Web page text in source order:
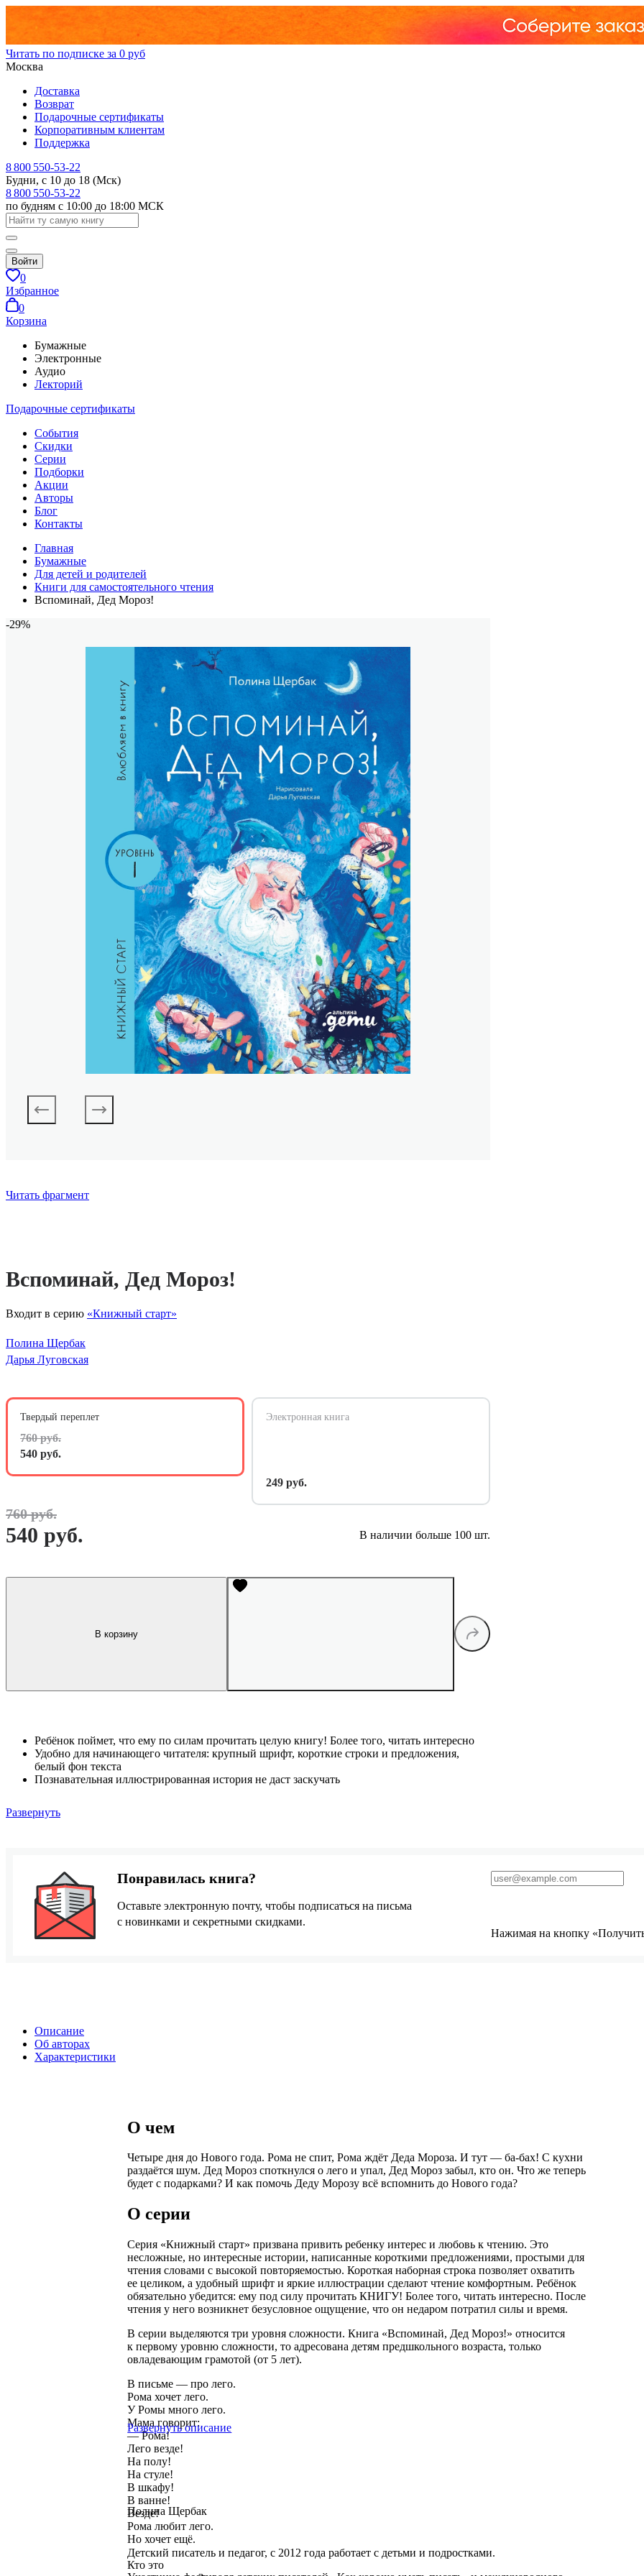
Читать по подписке за 0 руб
Москва
Доставка
Возврат
Подарочные сертификаты
Корпоративным клиентам
Поддержка
8 800 550-53-22
Будни, с 10 до 18 (Мск)
8 800 550-53-22
по будням с 10:00 до 18:00 МСК
Войти
0
Избранное
0
Корзина
Бумажные
Электронные
Аудио
Лекторий
Подарочные сертификаты
События
Скидки
Серии
Подборки
Акции
Авторы
Блог
Контакты
Главная
Бумажные
Для детей и родителей
Книги для самостоятельного чтения
Вспоминай, Дед Мороз!
-29%
Читать фрагмент
Вспоминай, Дед Мороз!
Входит в серию «Книжный старт»
Полина Щербак
Дарья Луговская
Твердый переплет
760 руб.
540 руб.
Электронная книга
249 руб.
760 руб.
540 руб. В наличии больше 100 шт.
В корзину
Ребёнок поймет, что ему по силам прочитать целую книгу! Более того, читать интересно
Удобно для начинающего читателя: крупный шрифт, короткие строки и предложения,
белый фон текста
Познавательная иллюстрированная история не даст заскучать
Развернуть
Описание
Об авторах
Характеристики
О чем
Четыре дня до Нового года. Рома не спит, Рома ждёт Деда Мороза. И тут — ба-бах! С кухни
раздаётся шум. Дед Мороз споткнулся о лего и упал, Дед Мороз забыл, кто он. Что же теперь
будет с подарками? И как помочь Деду Морозу всё вспомнить до Нового года?
О серии
Серия «Книжный старт» призвана привить ребенку интерес и любовь к чтению. Это
несложные, но интересные истории, написанные короткими предложениями, простыми для
чтения словами с высокой повторяемостью. Короткая наборная строка позволяет охватить
ее целиком, а удобный шрифт и яркие иллюстрации сделают чтение комфортным. Ребёнок
обязательно убедится: ему под силу прочитать КНИГУ! Более того, читать интересно. После
чтения у него возникнет безусловное ощущение, что он недаром потратил силы и время.
В серии выделяются три уровня сложности. Книга «Вспоминай, Дед Мороз!» относится
к первому уровню сложности, то адресована детям предшкольного возраста, только
овладевающим грамотой (от 5 лет).
В письме — про лего.
Рома хочет лего.
У Ромы много лего.
Мама говорит:
— Рома!
Лего везде!
На полу!
На стуле!
В шкафу!
В ванне!
Везде!
Рома любит лего.
Но хочет ещё.
Кто это
Развернуть описание
Полина Щербак
Детский писатель и педагог, с 2012 года работает с детьми и подростками.
Понравилась книга?
Оставьте электронную почту, чтобы подписаться на письма
с новинками и секретными скидками.
Нажимая на кнопку